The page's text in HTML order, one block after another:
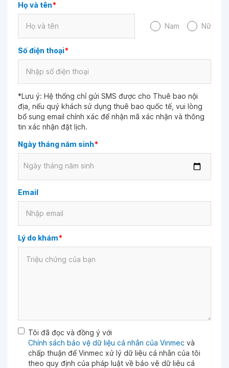
Họ và tên*
Nam Nữ
Số điện thoại*
*Lưu ý: Hệ thống chỉ gửi SMS được cho Thuê bao nội
địa, nếu quý khách sử dụng thuê bao quốc tế, vui lòng
bổ sung email chính xác để nhận mã xác nhận và thông
tin xác nhận đặt lịch.
Ngày tháng năm sinh*
Ngày tháng năm sinh
Email
Lý do khám*
Tôi đã đọc và đồng ý với
Chính sách bảo vệ dữ liệu cá nhân của Vinmec và
chấp thuận để Vinmec xử lý dữ liệu cá nhân của tôi
theo quy định của pháp luật về bảo vệ dữ liệu cá